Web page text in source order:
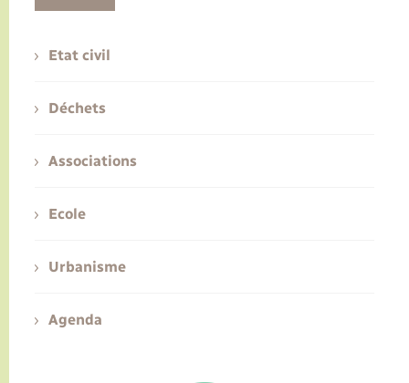
Etat civil
Déchets
Associations
Ecole
Urbanisme
Agenda